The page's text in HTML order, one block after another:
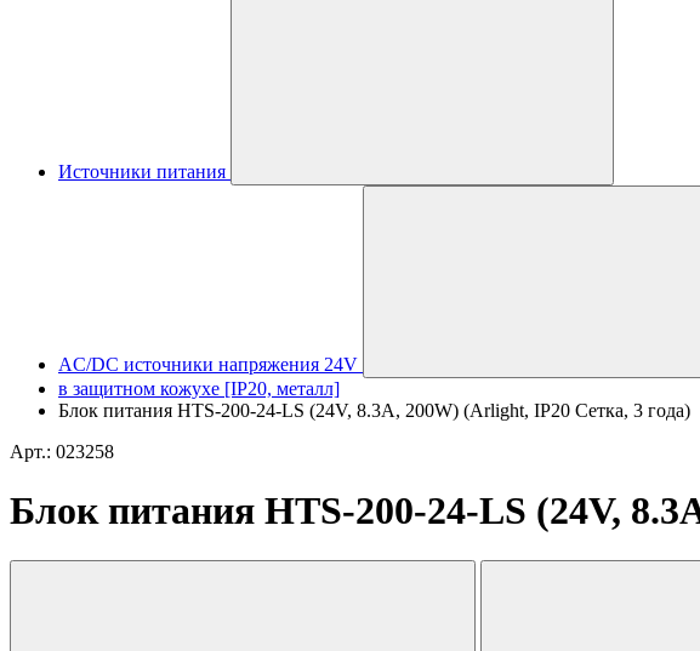
Источники питания
AC/DC источники напряжения 24V
в защитном кожухе [IP20, металл]
Блок питания HTS-200-24-LS (24V, 8.3A, 200W) (Arlight, IP20 Сетка, 3 года)
Арт.: 023258
Блок питания HTS-200-24-LS (24V,